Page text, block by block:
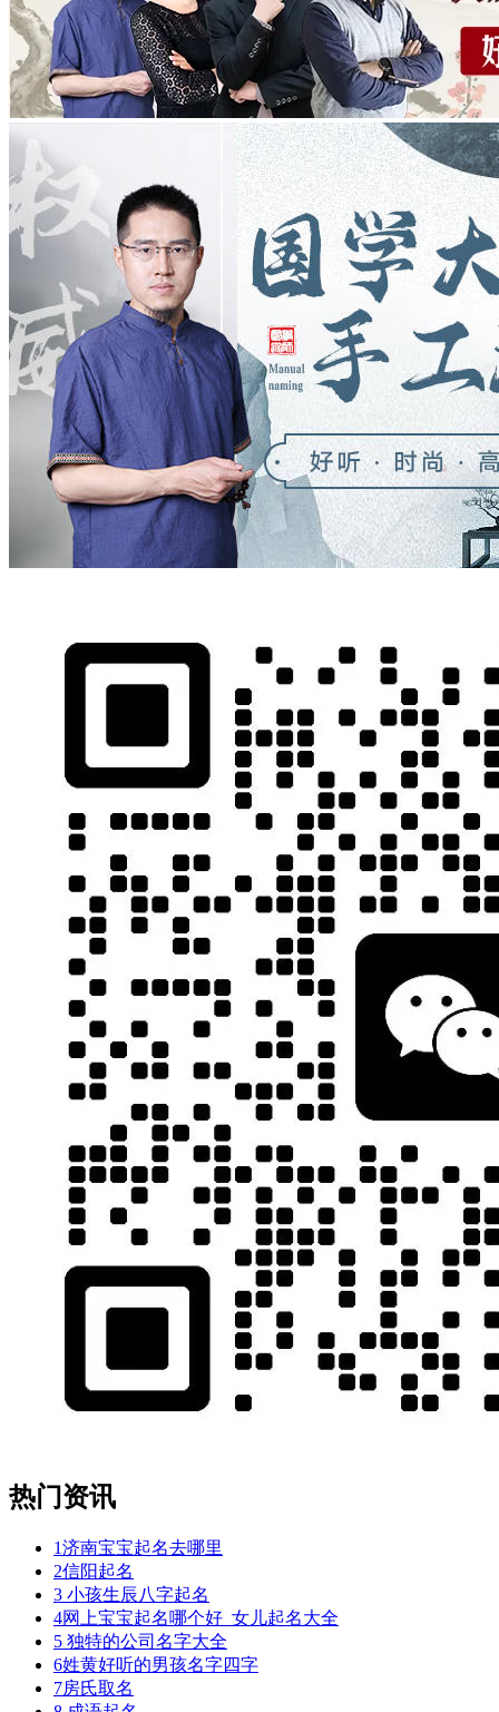
热门资讯
1济南宝宝起名去哪里
2信阳起名
3 小孩生辰八字起名
4网上宝宝起名哪个好_女儿起名大全
5 独特的公司名字大全
6姓黄好听的男孩名字四字
7房氏取名